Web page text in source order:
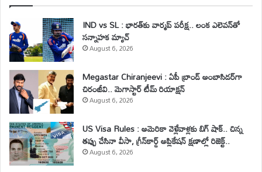
IND vs SL : భారత్‌కు వార్మప్ పరీక్ష.. లంక ఎలెవన్‌తో
సన్నాహక మ్యాచ్
August 6, 2026
Megastar Chiranjeevi : ఏపీ బ్రాండ్ అంబాసిడర్‌గా
చిరంజీవి.. మెగాస్టార్ టీమ్ రియాక్షన్
August 6, 2026
US Visa Rules : అమెరికా వెళ్లేవాళ్లకు బిగ్ షాక్.. చిన్న
తప్పు చేసినా వీసా, గ్రీన్‌కార్డ్ అప్లికేషన్ క్షణాల్లో రిజెక్ట్..
August 6, 2026